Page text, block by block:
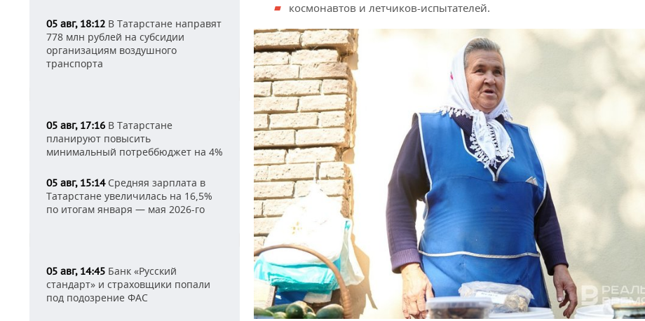
05 авг, 18:12 В Татарстане направят
778 млн рублей на субсидии
организациям воздушного
транспорта
05 авг, 17:16 В Татарстане
планируют повысить
минимальный потреббюджет на 4%
05 авг, 15:14Средняя зарплата в
Татарстане увеличилась на 16,5%
по итогам января — мая 2026-го
05 авг, 14:45 Банк «Русский
стандарт» и страховщики попали
под подозрение ФАС
космонавтов и летчиков-испытателей.